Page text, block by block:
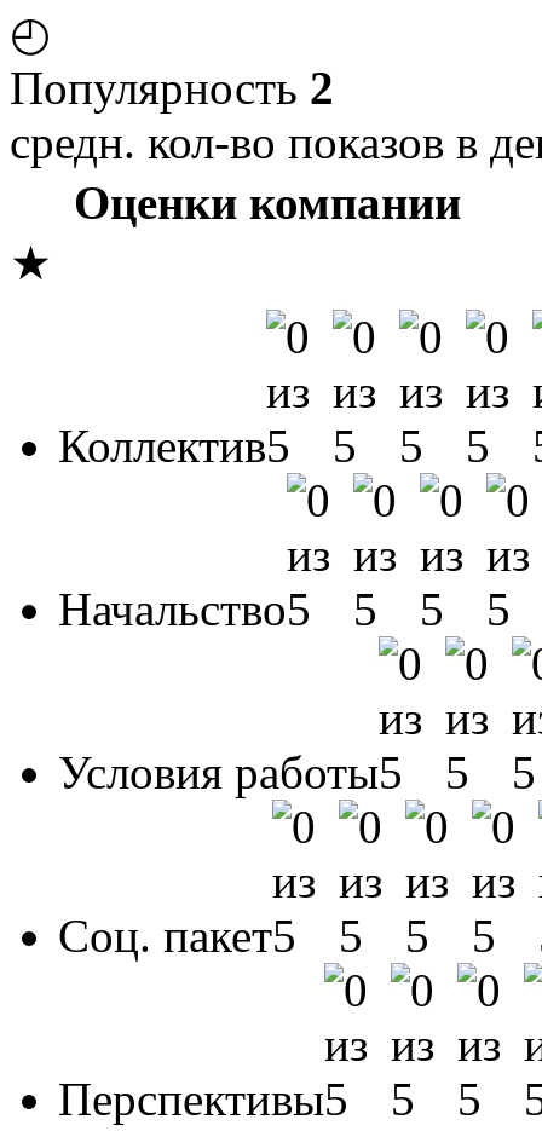
◴
Популярность 2
средн. кол-во показов в
Оценки компании
★
Коллектив
Начальство
Условия работы
Соц. пакет
Перспективы